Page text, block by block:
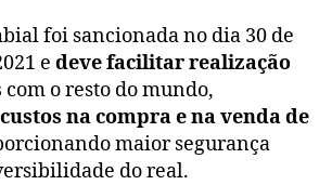
foi sancionada no dia 30 de
e deve facilitar realização
com o resto do mundo,
na compra e na venda de
maior segurança
do real.